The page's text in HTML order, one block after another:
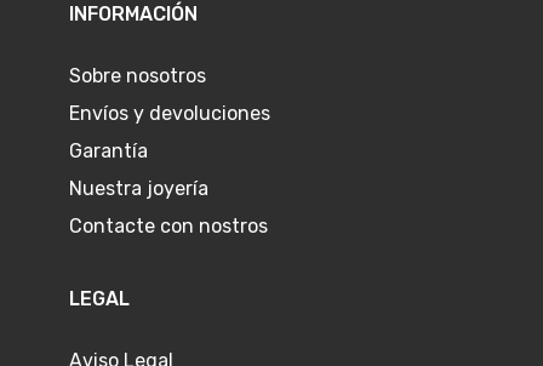
INFORMACIÓN
Sobre nosotros
Envíos y devoluciones
Garantía
Nuestra joyería
Contacte con nostros
LEGAL
Aviso Legal